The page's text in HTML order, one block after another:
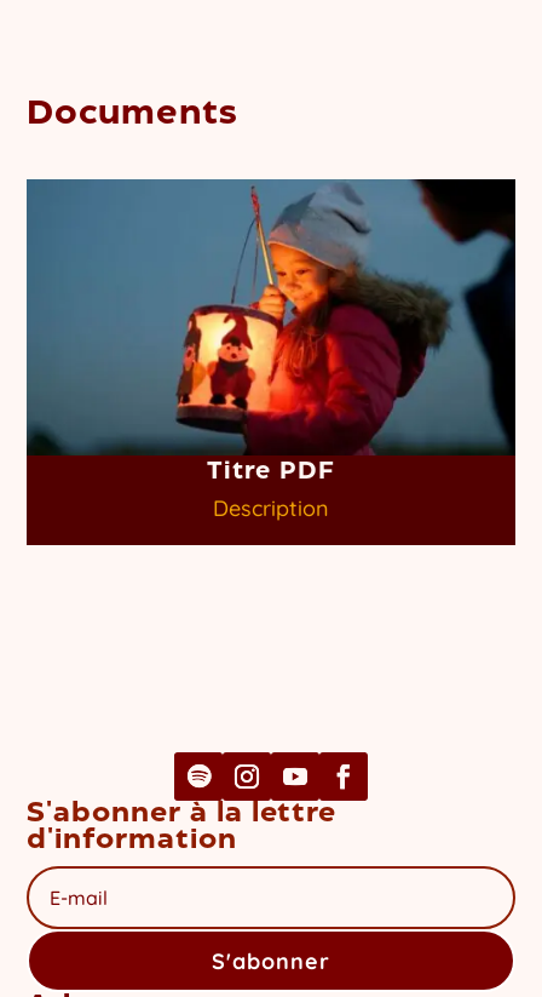
Documents
Titre PDF
Description
S'abonner à la lettre
d'information
S'abonner